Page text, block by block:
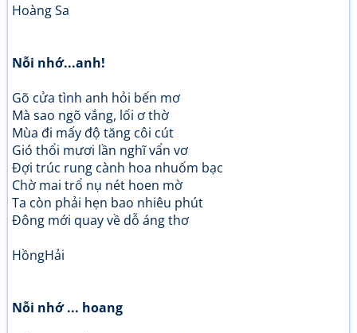
Hoàng Sa
Nỗi nhớ...anh!
Gõ cửa tình anh hỏi bến mơ
Mà sao ngõ vắng, lối ơ thờ
Mùa đi mấy độ tăng côi cút
Gió thổi mươi lần nghĩ vẩn vơ
Đợi trúc rung cành hoa nhuốm bạc
Chờ mai trổ nụ nét hoen mờ
Ta còn phải hẹn bao nhiêu phút
Đông mới quay về dỗ áng thơ
HồngHải
Nỗi nhớ ... hoang